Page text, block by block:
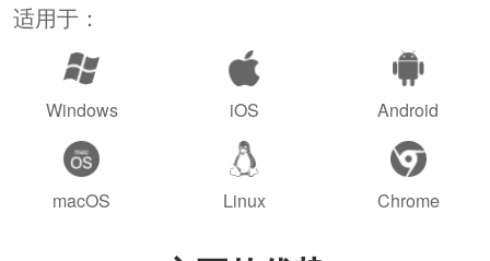
适用于：
Windows iOS Android
macOS Linux Chrome